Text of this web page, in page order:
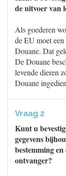
de uitvoer van
Als goederen
de EU moet
Douane. Dat
De Douane
levende dieren
Douane
Vraag 2
Kunt u
gegevens
bestemming
ontvanger?